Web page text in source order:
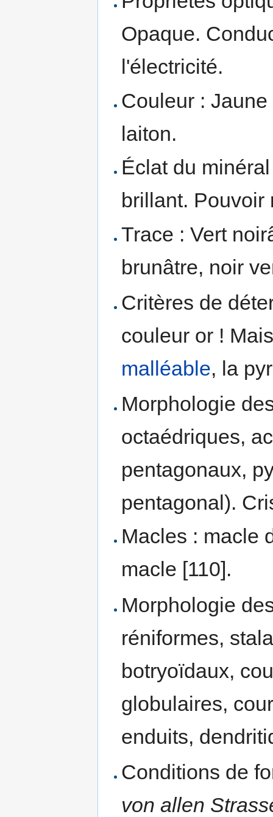
Opaque.
l'électricité.
Couleur :
laiton.
Éclat du
brillant. Pouvoir
Trace : Vert
brunâtre, noir
Critères de
couleur or !
malléable, la
Morphologie
octaédriques,
pentagonaux,
pentagonal).
Macles : macle
macle [110].
Morphologie
réniformes,
botryoïdaux,
globulaires,
enduits,
Conditions de
von allen